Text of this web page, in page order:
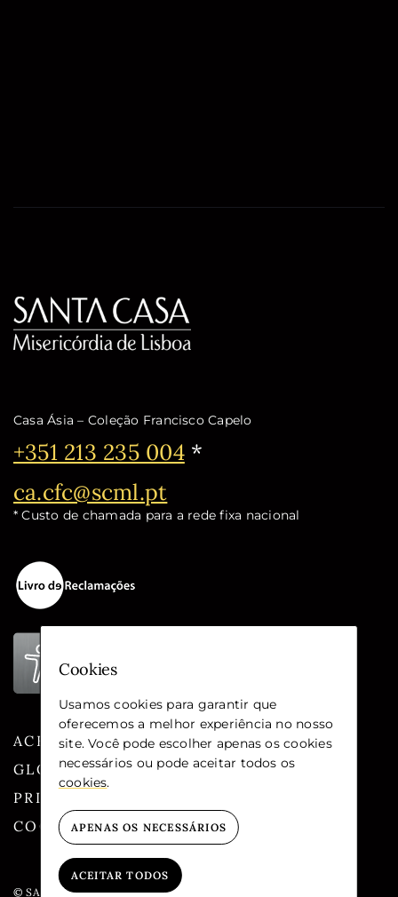
Casa Ásia – Coleção Francisco Capelo
Telefone:
+351 213 235 004*
Email:
ca.cfc@scml.pt
* Custo de chamada para a rede fixa nacional
ACESSIBILIDADE
GLOSSÁRIO
PRIVACIDADE
COOKIES
© SANTA CASA DA MISERICÓRDIA DE LISBOA
Cookies
Usamos cookies para garantir que
oferecemos a melhor experiência no nosso
site. Você pode escolher apenas os cookies
necessários ou pode aceitar todos os
cookies.
APENAS OS NECESSÁRIOS
ACEITAR TODOS